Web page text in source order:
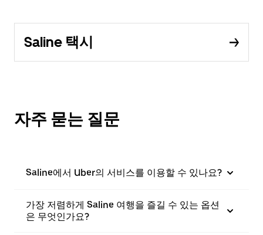
Saline 택시
자주 묻는 질문
Saline에서 Uber의 서비스를 이용할 수 있나요?
가장 저렴하게 Saline 여행을 즐길 수 있는 옵션
은 무엇인가요?